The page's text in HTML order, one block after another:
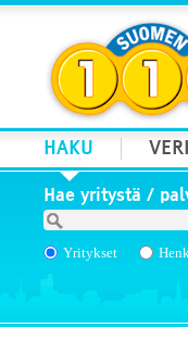
HAKU
Hae yritystä /
Yritykset